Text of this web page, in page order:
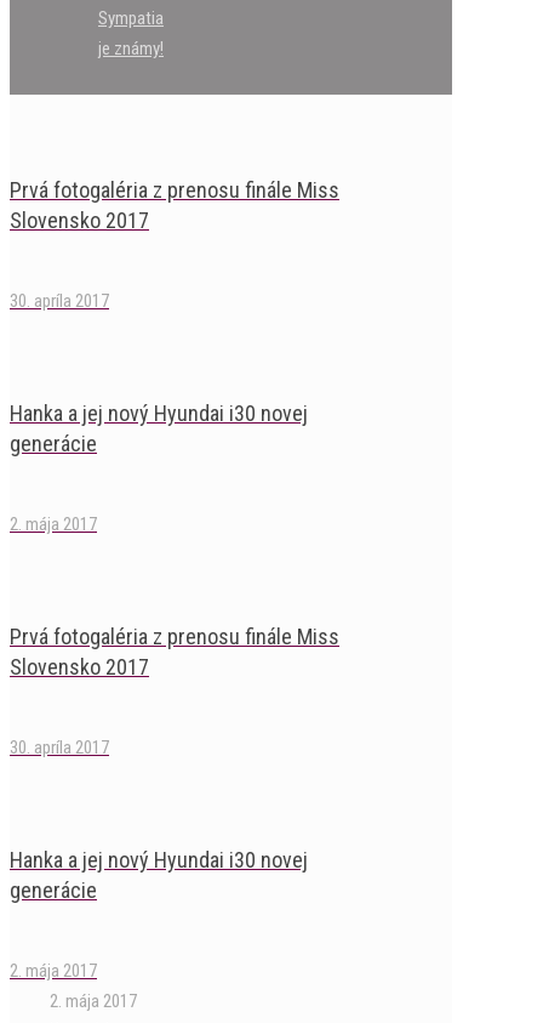
Sympatia
je známy!
Prvá fotogaléria z prenosu finále Miss
Slovensko 2017
30. apríla 2017
Hanka a jej nový Hyundai i30 novej
generácie
2. mája 2017
Prvá fotogaléria z prenosu finále Miss
Slovensko 2017
30. apríla 2017
Hanka a jej nový Hyundai i30 novej
generácie
2. mája 2017
2. mája 2017